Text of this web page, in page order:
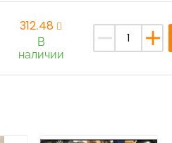
312,48
В
наличии
remove add